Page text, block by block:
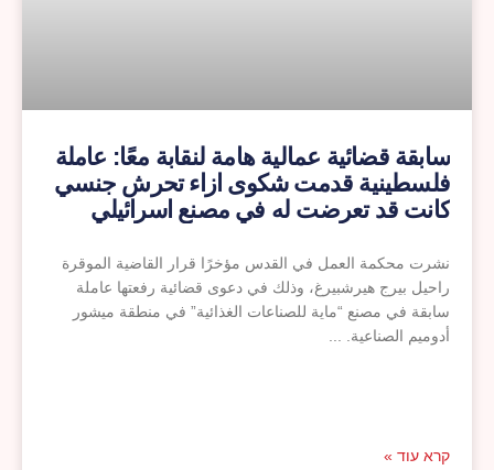
سابقة قضائية عمالية هامة لنقابة معًا: عاملة
فلسطينية قدمت شكوى ازاء تحرش جنسي
كانت قد تعرضت له في مصنع اسرائيلي
تعويضا ماليا كبيرا
نشرت محكمة العمل في القدس مؤخرًا قرار القاضية الموقرة
راحيل بيرج هيرشبيرغ، وذلك في دعوى قضائية رفعتها عاملة
سابقة في مصنع “ماية للصناعات الغذائية” في منطقة ميشور
أدوميم الصناعية.
קרא עוד »